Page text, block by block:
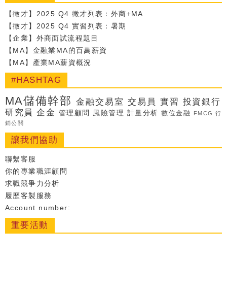
【徵才】2025 Q4 徵才列表：外商+MA
【徵才】2025 Q4 實習列表：暑期
【企業】外商面試流程題目
【MA】金融業MA的百萬薪資
【MA】產業MA薪資概況
#HASHTAG
MA儲備幹部 金融交易室 交易員 實習 投資銀行
研究員 企金 管理顧問 風險管理 計量分析 數位金融 FMCG 行
銷公關
讓我們協助
聯繫客服
你的專業職涯顧問
求職競爭力分析
履歷客製服務
Account number:
重要活動